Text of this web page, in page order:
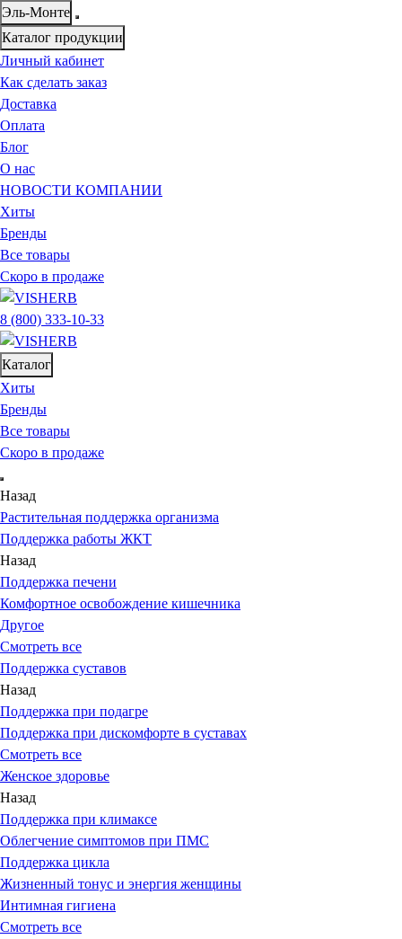
Эль-Монте
Каталог продукции
Личный кабинет
Как сделать заказ
Доставка
Оплата
Блог
О нас
НОВОСТИ КОМПАНИИ
Хиты
Бренды
Все товары
Скоро в продаже
8 (800) 333-10-33
Каталог
Хиты
Бренды
Все товары
Скоро в продаже
Назад
Растительная поддержка организма
Поддержка работы ЖКТ
Назад
Поддержка печени
Комфортное освобождение кишечника
Другое
Смотреть все
Поддержка суставов
Назад
Поддержка при подагре
Поддержка при дискомфорте в суставах
Смотреть все
Женское здоровье
Назад
Поддержка при климаксе
Облегчение симптомов при ПМС
Поддержка цикла
Жизненный тонус и энергия женщины
Интимная гигиена
Смотреть все